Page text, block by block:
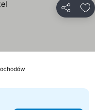
Wyświetl ceny